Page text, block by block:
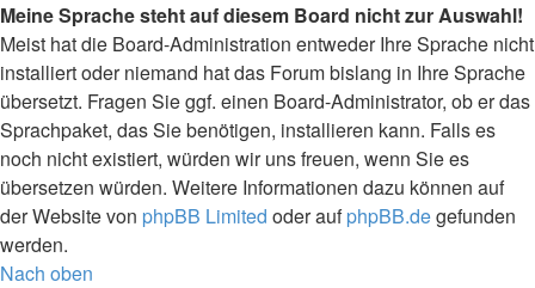
Meine Sprache steht auf diesem Board nicht zur Auswahl!
Meist hat die Board-Administration entweder Ihre Sprache nicht
installiert oder niemand hat das Forum bislang in Ihre Sprache
übersetzt. Fragen Sie ggf. einen Board-Administrator, ob er das
Sprachpaket, das Sie benötigen, installieren kann. Falls es
noch nicht existiert, würden wir uns freuen, wenn Sie es
übersetzen würden. Weitere Informationen dazu können auf
der Website von phpBB Limited oder aufphpBB.degefunden
werden.
Nach oben